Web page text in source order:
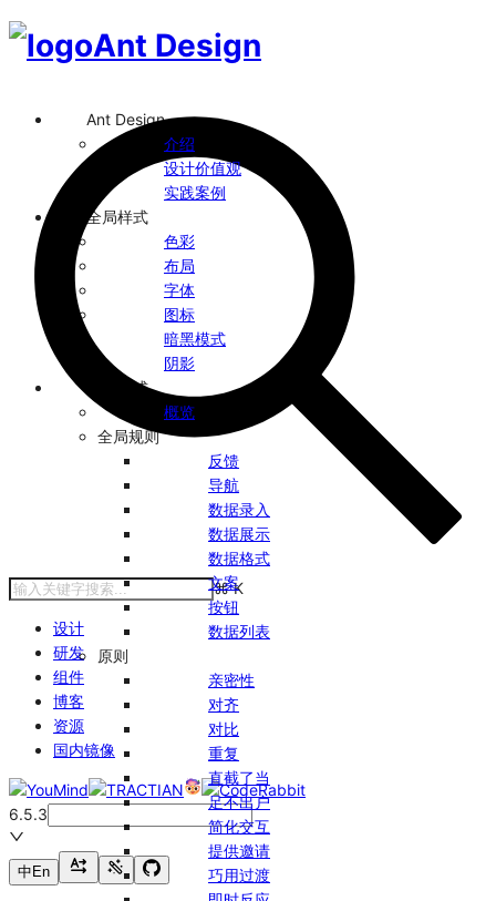
Ant Design
⌘K
设计
研发
组件
博客
资源
国内镜像
6.5.3
中En
Ant Design
介绍
设计价值观
实践案例
全局样式
色彩
布局
字体
图标
暗黑模式
阴影
设计模式
概览
全局规则
反馈
导航
数据录入
数据展示
数据格式
文案
按钮
数据列表
原则
亲密性
对齐
对比
重复
直截了当
足不出户
简化交互
提供邀请
巧用过渡